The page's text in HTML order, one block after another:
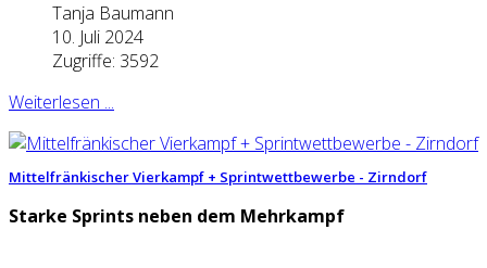
Tanja Baumann
10. Juli 2024
Zugriffe: 3592
Weiterlesen ...
Mittelfränkischer Vierkampf + Sprintwettbewerbe - Zirndorf
Starke Sprints neben dem Mehrkampf